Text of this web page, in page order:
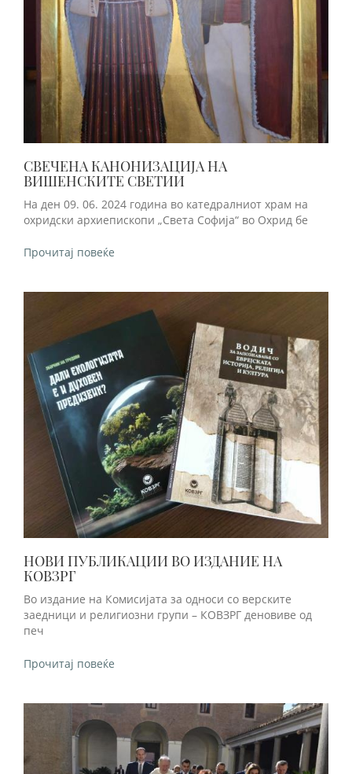
СВЕЧЕНА КАНОНИЗАЦИЈА НА
ВИШЕНСКИТЕ СВЕТИИ
На ден 09. 06. 2024 година во катедралниот храм на
охридски архиепископи „Света Софија“ во Охрид бе
Прочитај повеќе
НОВИ ПУБЛИКАЦИИ ВО ИЗДАНИЕ НА
КОВЗРГ
Во издание на Комисијата за односи со верските
заедници и религиозни групи – КОВЗРГ деновиве од
печ
Прочитај повеќе